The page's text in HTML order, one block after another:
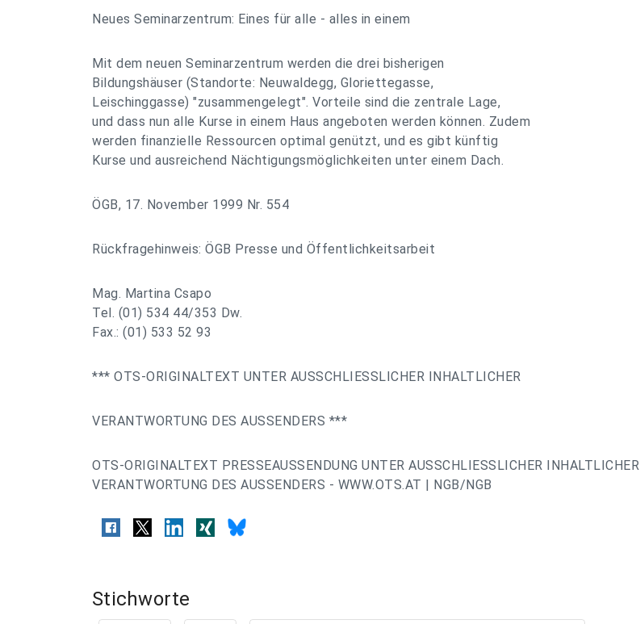
Neues Seminarzentrum: Eines für alle - alles in einem
Mit dem neuen Seminarzentrum werden die drei bisherigen
Bildungshäuser (Standorte: Neuwaldegg, Gloriettegasse,
Leischinggasse) "zusammengelegt". Vorteile sind die zentrale Lage,
und dass nun alle Kurse in einem Haus angeboten werden können. Zudem
werden finanzielle Ressourcen optimal genützt, und es gibt künftig
Kurse und ausreichend Nächtigungsmöglichkeiten unter einem Dach.
ÖGB, 17. November 1999 Nr. 554
Rückfragehinweis: ÖGB Presse und Öffentlichkeitsarbeit
Mag. Martina Csapo
Tel. (01) 534 44/353 Dw.
Fax.: (01) 533 52 93
*** OTS-ORIGINALTEXT UNTER AUSSCHLIESSLICHER INHALTLICHER
VERANTWORTUNG DES AUSSENDERS ***
OTS-ORIGINALTEXT PRESSEAUSSENDUNG UNTER AUSSCHLIESSLICHER INHALTLICHER
VERANTWORTUNG DES AUSSENDERS - WWW.OTS.AT | NGB/NGB
Stichworte